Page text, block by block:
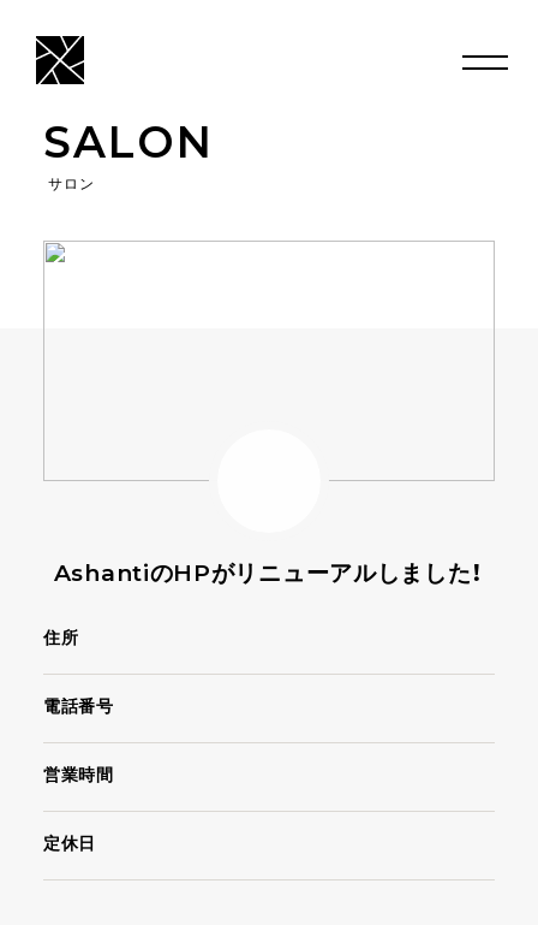
SALON
サロン
AshantiのHPがリニューアルしました！
住所
電話番号
営業時間
定休日